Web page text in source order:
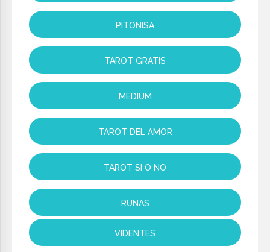
PITONISA
TAROT GRATIS
MEDIUM
TAROT DEL AMOR
TAROT SI O NO
RUNAS
VIDENTES